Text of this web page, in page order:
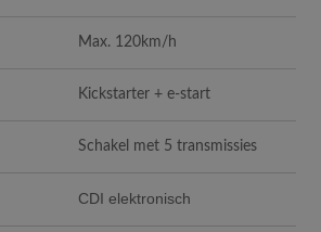
Max. 120km/h
Kickstarter + e-start
Schakel met 5 transmissies
CDI elektronisch